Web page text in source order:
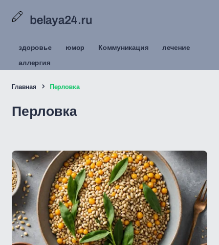
belaya24.ru
здоровье юмор Коммуникация
лечение
аллергия
Главная Перловка
Перловка